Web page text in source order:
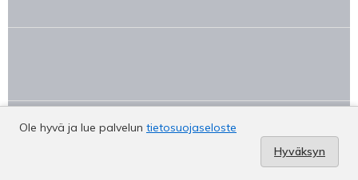
Ole hyvä ja lue palvelun tietosuojaseloste
Hyväksyn